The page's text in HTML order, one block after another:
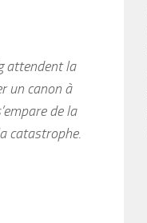
attendent la
un canon à
de la
catastrophe.